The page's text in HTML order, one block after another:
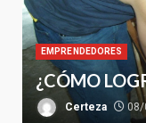
EMPRENDEDORES
¿CÓMO
Certeza 08/